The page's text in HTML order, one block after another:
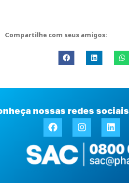
Compartilhe com seus amigos:
nossas redes sociais